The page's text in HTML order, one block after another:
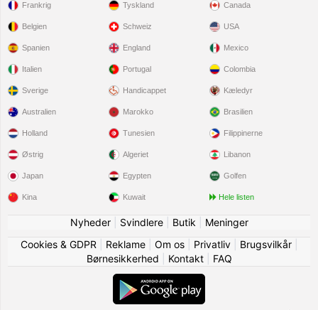
Frankrig
Belgien
Spanien
Italien
Sverige
Tyskland
Schweiz
England
Portugal
Handicappet
Canada
USA
Mexico
Colombia
Kæledyr
Australien
Holland
Østrig
Japan
Kina
Marokko
Tunesien
Algeriet
Egypten
Kuwait
Brasilien
Filippinerne
Libanon
Golfen
Hele listen
Nyheder| Svindlere| Butik
Meninger
Cookies & GDPR
Reklame| Om os| Privatliv| Brugsvilkår|
Børnesikkerhed
Kontakt| FAQ